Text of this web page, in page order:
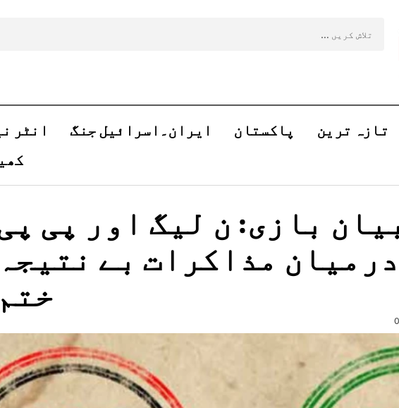
تازہ ترین پاکستان ایران۔اسرائیل جنگ انٹر
بازی: ن لیگ اور پی
مذاکرات بے نتیجہ
ختم
0